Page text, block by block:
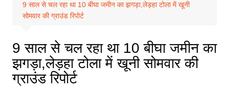
9 साल से चल रहा था 10 बीघा जमीन का झगड़ा,लेड़हा टोला में खूनी
सोमवार की ग्राउंड रिपोर्ट
9 साल से चल रहा था 10 बीघा जमीन का
झगड़ा,लेड़हा टोला में खूनी सोमवार की
ग्राउंड रिपोर्ट